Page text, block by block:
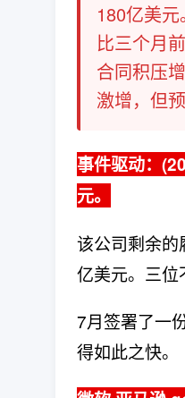
180亿美
比三个月
合同积压
激增，但
事件驱动：
元。
该公司剩余
亿美元。三位
7月签署了一
得如此之快。